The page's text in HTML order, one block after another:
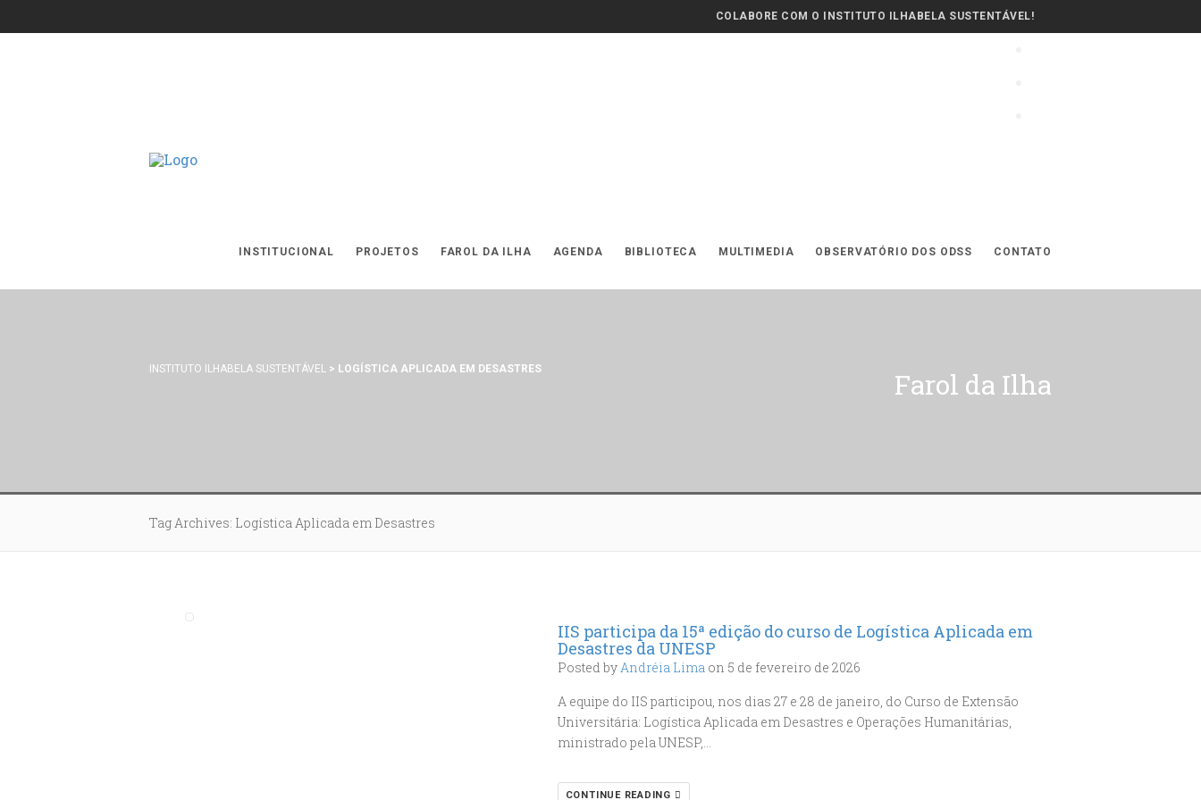
COLABORE COM O INSTITUTO ILHABELA SUSTENTÁVEL!
INSTITUCIONAL PROJETOS FAROL DA ILHA AGENDA BIBLIOTECA MULTIMEDIA OBSERVATÓRIO DOS ODSS CONTATO
INSTITUTO ILHABELA SUSTENTÁVEL > LOGÍSTICA APLICADA EM DESASTRES Farol da Ilha
Tag Archives: Logística Aplicada em Desastres
IIS participa da 15ª edição do curso de Logística Aplicada em
Desastres da UNESP
Posted byAndréia Limaon 5 de fevereiro de 2026
A equipe do IIS participou, nos dias 27 e 28 de janeiro, do Curso de Extensão
Universitária: Logística Aplicada em Desastres e Operações Humanitárias,
ministrado pela UNESP,…
CONTINUE READING